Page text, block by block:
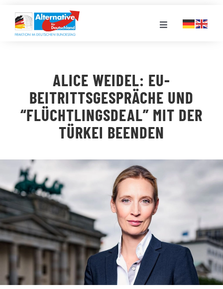
Inhalt
springen
Toggle
LANDESGRUPPEN
VERANSTALTUNGEN
STELLENPORTAL
MEDIATHEK
ALICE WEIDEL: EU-
BEITRITTSGESPRÄCHE UND
“FLÜCHTLINGSDEAL” MIT DER
TÜRKEI BEENDEN